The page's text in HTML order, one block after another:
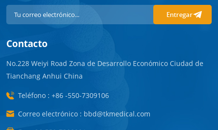
Entregar
Contacto
No.228 Weiyi Road Zona de Desarrollo Económico Ciudad de
Tianchang Anhui China
Teléfono : +86 -550-7309106
Correo electrónico : bbd@tkmedical.com